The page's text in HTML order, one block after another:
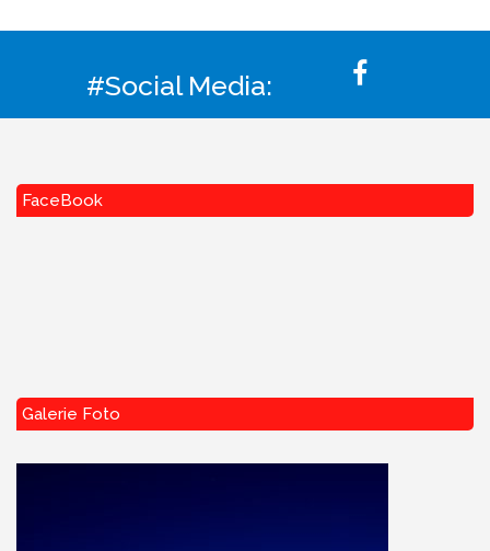
#Social Media:
FaceBook
Galerie Foto